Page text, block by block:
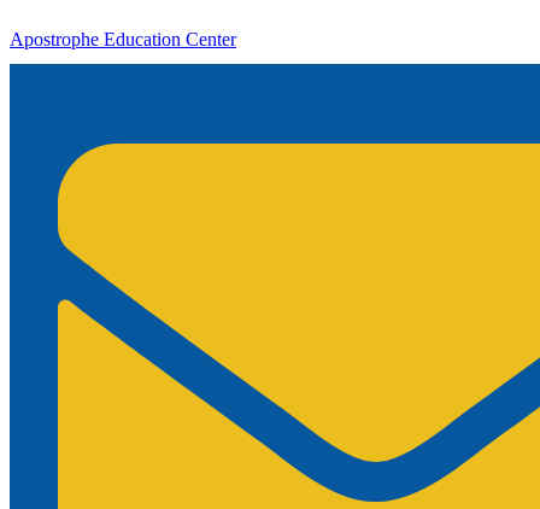
Apostrophe Education Center